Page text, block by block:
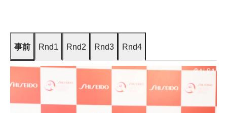
事前 Rnd1 Rnd2 Rnd3 Rnd4